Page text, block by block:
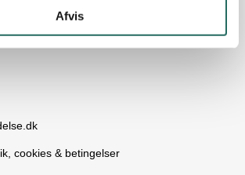
Afvis
cookies & betingelser